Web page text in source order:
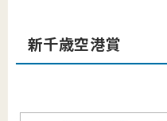
新千歳空港賞